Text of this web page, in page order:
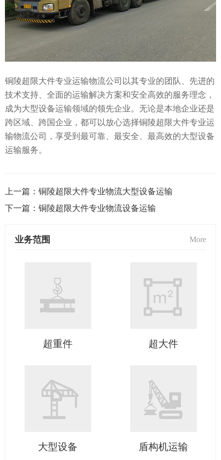
铜陵超限大件专业运输物流公司以其专业的团队、先进的
技术支持、全面的运输解决方案和安全高效的服务理念，
成为大型设备运输领域的领先企业。无论是本地企业还是
跨区域、跨国企业，都可以放心选择铜陵超限大件专业运
输物流公司，享受到最可靠、最安全、最高效的大型设备
运输服务。
上一篇： 铜陵超限大件专业物流大型设备运输
下一篇： 铜陵超限大件专业物流设备运输
业务范围 More
超重件 超大件
大型设备 盾构机运输